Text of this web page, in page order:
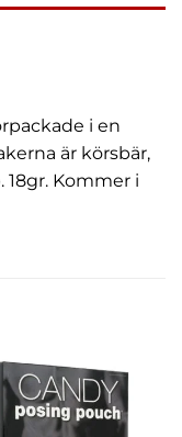
i en
är körsbär,
Kommer i